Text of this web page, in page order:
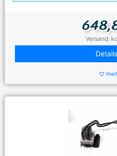
Versand:
Details
favorite_border